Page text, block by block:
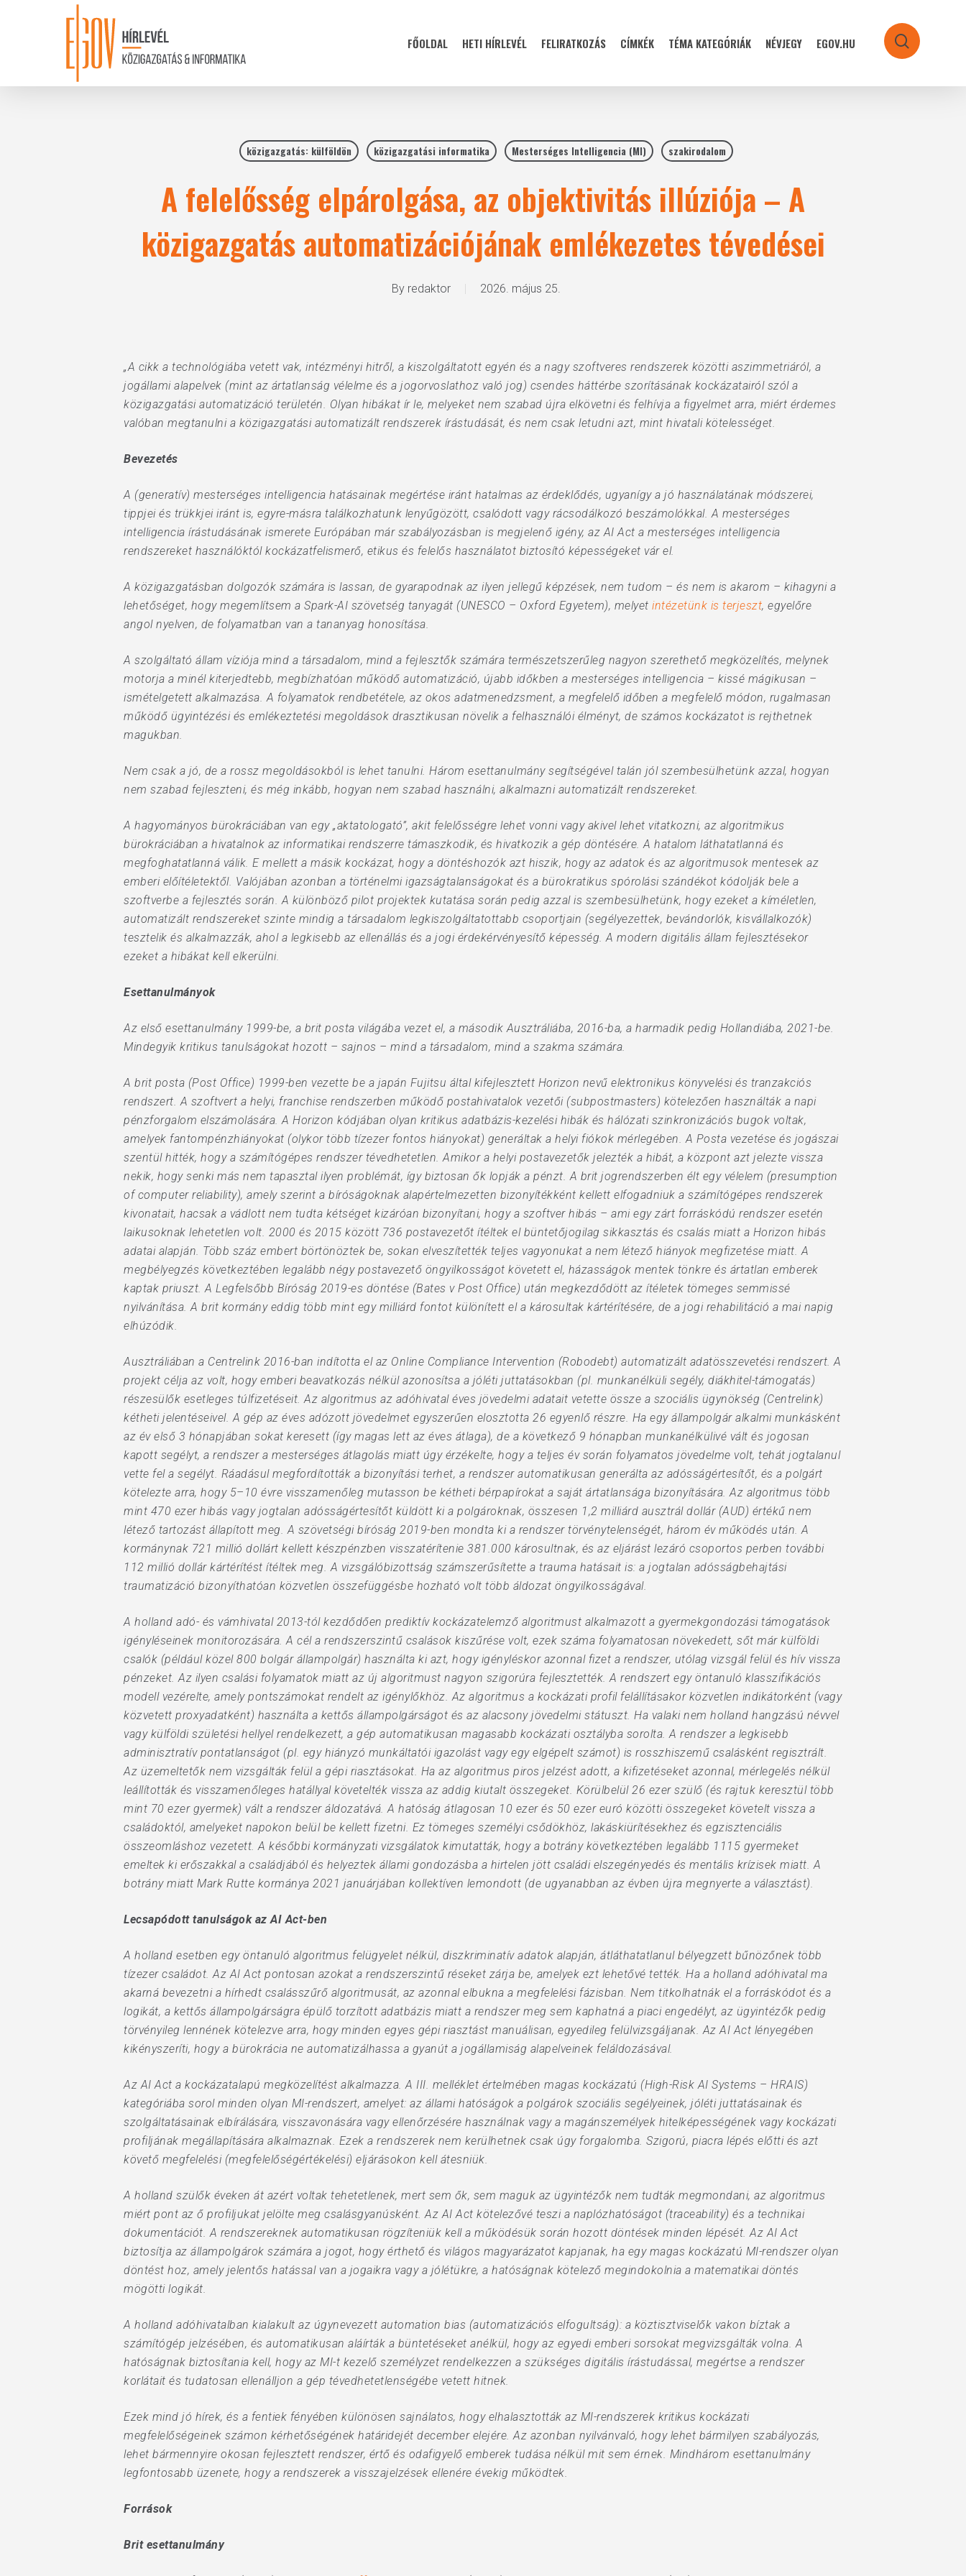
Hit enter to search or ESC to close
FŐOLDAL HETI HÍRLEVÉL FELIRATKOZÁS CÍMKÉK TÉMA KATEGÓRIÁK NÉVJEGY EGOV.HU search
közigazgatás: külföldön közigazgatási informatika Mesterséges Intelligencia (MI) szakirodalom
A felelősség elpárolgása, az objektivitás illúziója – A
közigazgatás automatizációjának emlékezetes tévedései
By redaktor 2026. május 25.
„A cikk a technológiába vetett vak, intézményi hitről, a kiszolgáltatott egyén és a nagy szoftveres rendszerek közötti aszimmetriáról, a
jogállami alapelvek (mint az ártatlanság vélelme és a jogorvoslathoz való jog) csendes háttérbe szorításának kockázatairól szól a
közigazgatási automatizáció területén. Olyan hibákat ír le, melyeket nem szabad újra elkövetni és felhívja a figyelmet arra, miért érdemes
valóban megtanulni a közigazgatási automatizált rendszerek írástudását, és nem csak letudni azt, mint hivatali kötelességet.
Bevezetés
A (generatív) mesterséges intelligencia hatásainak megértése iránt hatalmas az érdeklődés, ugyanígy a jó használatának módszerei,
tippjei és trükkjei iránt is, egyre-másra találkozhatunk lenyűgözött, csalódott vagy rácsodálkozó beszámolókkal. A mesterséges
intelligencia írástudásának ismerete Európában már szabályozásban is megjelenő igény, az AI Act a mesterséges intelligencia
rendszereket használóktól kockázatfelismerő, etikus és felelős használatot biztosító képességeket vár el.
A közigazgatásban dolgozók számára is lassan, de gyarapodnak az ilyen jellegű képzések, nem tudom – és nem is akarom – kihagyni a
lehetőséget, hogy megemlítsem a Spark-AI szövetség tanyagát (UNESCO – Oxford Egyetem), melyet intézetünk is terjeszt, egyelőre
angol nyelven, de folyamatban van a tananyag honosítása.
A szolgáltató állam víziója mind a társadalom, mind a fejlesztők számára természetszerűleg nagyon szerethető megközelítés, melynek
motorja a minél kiterjedtebb, megbízhatóan működő automatizáció, újabb időkben a mesterséges intelligencia – kissé mágikusan –
ismételgetett alkalmazása. A folyamatok rendbetétele, az okos adatmenedzsment, a megfelelő időben a megfelelő módon, rugalmasan
működő ügyintézési és emlékeztetési megoldások drasztikusan növelik a felhasználói élményt, de számos kockázatot is rejthetnek
magukban.
Nem csak a jó, de a rossz megoldásokból is lehet tanulni. Három esettanulmány segítségével talán jól szembesülhetünk azzal, hogyan
nem szabad fejleszteni, és még inkább, hogyan nem szabad használni, alkalmazni automatizált rendszereket.
A hagyományos bürokráciában van egy „aktatologató”, akit felelősségre lehet vonni vagy akivel lehet vitatkozni, az algoritmikus
bürokráciában a hivatalnok az informatikai rendszerre támaszkodik, és hivatkozik a gép döntésére. A hatalom láthatatlanná és
megfoghatatlanná válik. E mellett a másik kockázat, hogy a döntéshozók azt hiszik, hogy az adatok és az algoritmusok mentesek az
emberi előítéletektől. Valójában azonban a történelmi igazságtalanságokat és a bürokratikus spórolási szándékot kódolják bele a
szoftverbe a fejlesztés során. A különböző pilot projektek kutatása során pedig azzal is szembesülhetünk, hogy ezeket a kíméletlen,
automatizált rendszereket szinte mindig a társadalom legkiszolgáltatottabb csoportjain (segélyezettek, bevándorlók, kisvállalkozók)
tesztelik és alkalmazzák, ahol a legkisebb az ellenállás és a jogi érdekérvényesítő képesség. A modern digitális állam fejlesztésekor
ezeket a hibákat kell elkerülni.
Esettanulmányok
Az első esettanulmány 1999-be, a brit posta világába vezet el, a második Ausztráliába, 2016-ba, a harmadik pedig Hollandiába, 2021-be.
Mindegyik kritikus tanulságokat hozott – sajnos – mind a társadalom, mind a szakma számára.
A brit posta (Post Office) 1999-ben vezette be a japán Fujitsu által kifejlesztett Horizon nevű elektronikus könyvelési és tranzakciós
rendszert. A szoftvert a helyi, franchise rendszerben működő postahivatalok vezetői (subpostmasters) kötelezően használták a napi
pénzforgalom elszámolására. A Horizon kódjában olyan kritikus adatbázis-kezelési hibák és hálózati szinkronizációs bugok voltak,
amelyek fantompénzhiányokat (olykor több tízezer fontos hiányokat) generáltak a helyi fiókok mérlegében. A Posta vezetése és jogászai
szentül hitték, hogy a számítógépes rendszer tévedhetetlen. Amikor a helyi postavezetők jelezték a hibát, a központ azt jelezte vissza
nekik, hogy senki más nem tapasztal ilyen problémát, így biztosan ők lopják a pénzt. A brit jogrendszerben élt egy vélelem (presumption
of computer reliability), amely szerint a bíróságoknak alapértelmezetten bizonyítékként kellett elfogadniuk a számítógépes rendszerek
kivonatait, hacsak a vádlott nem tudta kétséget kizáróan bizonyítani, hogy a szoftver hibás – ami egy zárt forráskódú rendszer esetén
laikusoknak lehetetlen volt. 2000 és 2015 között 736 postavezetőt ítéltek el büntetőjogilag sikkasztás és csalás miatt a Horizon hibás
adatai alapján. Több száz embert börtönöztek be, sokan elveszítették teljes vagyonukat a nem létező hiányok megfizetése miatt. A
megbélyegzés következtében legalább négy postavezető öngyilkosságot követett el, házasságok mentek tönkre és ártatlan emberek
kaptak priuszt. A Legfelsőbb Bíróság 2019-es döntése (Bates v Post Office) után megkezdődött az ítéletek tömeges semmissé
nyilvánítása. A brit kormány eddig több mint egy milliárd fontot különített el a károsultak kártérítésére, de a jogi rehabilitáció a mai napig
elhúzódik.
Ausztráliában a Centrelink 2016-ban indította el az Online Compliance Intervention (Robodebt) automatizált adatösszevetési rendszert. A
projekt célja az volt, hogy emberi beavatkozás nélkül azonosítsa a jóléti juttatásokban (pl. munkanélküli segély, diákhitel-támogatás)
részesülők esetleges túlfizetéseit. Az algoritmus az adóhivatal éves jövedelmi adatait vetette össze a szociális ügynökség (Centrelink)
kétheti jelentéseivel. A gép az éves adózott jövedelmet egyszerűen elosztotta 26 egyenlő részre. Ha egy állampolgár alkalmi munkásként
az év első 3 hónapjában sokat keresett (így magas lett az éves átlaga), de a következő 9 hónapban munkanélkülivé vált és jogosan
kapott segélyt, a rendszer a mesterséges átlagolás miatt úgy érzékelte, hogy a teljes év során folyamatos jövedelme volt, tehát jogtalanul
vette fel a segélyt. Ráadásul megfordították a bizonyítási terhet, a rendszer automatikusan generálta az adósságértesítőt, és a polgárt
kötelezte arra, hogy 5–10 évre visszamenőleg mutasson be kétheti bérpapírokat a saját ártatlansága bizonyítására. Az algoritmus több
mint 470 ezer hibás vagy jogtalan adósságértesítőt küldött ki a polgároknak, összesen 1,2 milliárd ausztrál dollár (AUD) értékű nem
létező tartozást állapított meg. A szövetségi bíróság 2019-ben mondta ki a rendszer törvénytelenségét, három év működés után. A
kormánynak 721 millió dollárt kellett készpénzben visszatérítenie 381.000 károsultnak, és az eljárást lezáró csoportos perben további
112 millió dollár kártérítést ítéltek meg. A vizsgálóbizottság számszerűsítette a trauma hatásait is: a jogtalan adósságbehajtási
traumatizáció bizonyíthatóan közvetlen összefüggésbe hozható volt több áldozat öngyilkosságával.
A holland adó- és vámhivatal 2013-tól kezdődően prediktív kockázatelemző algoritmust alkalmazott a gyermekgondozási támogatások
igényléseinek monitorozására. A cél a rendszerszintű csalások kiszűrése volt, ezek száma folyamatosan növekedett, sőt már külföldi
csalók (például közel 800 bolgár állampolgár) használta ki azt, hogy igényléskor azonnal fizet a rendszer, utólag vizsgál felül és hív vissza
pénzeket. Az ilyen csalási folyamatok miatt az új algoritmust nagyon szigorúra fejlesztették. A rendszert egy öntanuló klasszifikációs
modell vezérelte, amely pontszámokat rendelt az igénylőkhöz. Az algoritmus a kockázati profil felállításakor közvetlen indikátorként (vagy
közvetett proxyadatként) használta a kettős állampolgárságot és az alacsony jövedelmi státuszt. Ha valaki nem holland hangzású névvel
vagy külföldi születési hellyel rendelkezett, a gép automatikusan magasabb kockázati osztályba sorolta. A rendszer a legkisebb
adminisztratív pontatlanságot (pl. egy hiányzó munkáltatói igazolást vagy egy elgépelt számot) is rosszhiszemű csalásként regisztrált.
Az üzemeltetők nem vizsgálták felül a gépi riasztásokat. Ha az algoritmus piros jelzést adott, a kifizetéseket azonnal, mérlegelés nélkül
leállították és visszamenőleges hatállyal követelték vissza az addig kiutalt összegeket. Körülbelül 26 ezer szülő (és rajtuk keresztül több
mint 70 ezer gyermek) vált a rendszer áldozatává. A hatóság átlagosan 10 ezer és 50 ezer euró közötti összegeket követelt vissza a
családoktól, amelyeket napokon belül be kellett fizetni. Ez tömeges személyi csődökhöz, lakáskiürítésekhez és egzisztenciális
összeomláshoz vezetett. A későbbi kormányzati vizsgálatok kimutatták, hogy a botrány következtében legalább 1115 gyermeket
emeltek ki erőszakkal a családjából és helyeztek állami gondozásba a hirtelen jött családi elszegényedés és mentális krízisek miatt. A
botrány miatt Mark Rutte kormánya 2021 januárjában kollektíven lemondott (de ugyanabban az évben újra megnyerte a választást).
Lecsapódott tanulságok az AI Act-ben
A holland esetben egy öntanuló algoritmus felügyelet nélkül, diszkriminatív adatok alapján, átláthatatlanul bélyegzett bűnözőnek több
tízezer családot. Az AI Act pontosan azokat a rendszerszintű réseket zárja be, amelyek ezt lehetővé tették. Ha a holland adóhivatal ma
akarná bevezetni a hírhedt csalásszűrő algoritmusát, az azonnal elbukna a megfelelési fázisban. Nem titkolhatnák el a forráskódot és a
logikát, a kettős állampolgárságra épülő torzított adatbázis miatt a rendszer meg sem kaphatná a piaci engedélyt, az ügyintézők pedig
törvényileg lennének kötelezve arra, hogy minden egyes gépi riasztást manuálisan, egyedileg felülvizsgáljanak. Az AI Act lényegében
kikényszeríti, hogy a bürokrácia ne automatizálhassa a gyanút a jogállamiság alapelveinek feláldozásával.
Az AI Act a kockázatalapú megközelítést alkalmazza. A III. melléklet értelmében magas kockázatú (High-Risk AI Systems – HRAIS)
kategóriába sorol minden olyan MI-rendszert, amelyet: az állami hatóságok a polgárok szociális segélyeinek, jóléti juttatásainak és
szolgáltatásainak elbírálására, visszavonására vagy ellenőrzésére használnak vagy a magánszemélyek hitelképességének vagy kockázati
profiljának megállapítására alkalmaznak. Ezek a rendszerek nem kerülhetnek csak úgy forgalomba. Szigorú, piacra lépés előtti és azt
követő megfelelési (megfelelőségértékelési) eljárásokon kell átesniük.
A holland szülők éveken át azért voltak tehetetlenek, mert sem ők, sem maguk az ügyintézők nem tudták megmondani, az algoritmus
miért pont az ő profiljukat jelölte meg csalásgyanúsként. Az AI Act kötelezővé teszi a naplózhatóságot (traceability) és a technikai
dokumentációt. A rendszereknek automatikusan rögzíteniük kell a működésük során hozott döntések minden lépését. Az AI Act
biztosítja az állampolgárok számára a jogot, hogy érthető és világos magyarázatot kapjanak, ha egy magas kockázatú MI-rendszer olyan
döntést hoz, amely jelentős hatással van a jogaikra vagy a jólétükre, a hatóságnak kötelező megindokolnia a matematikai döntés
mögötti logikát.
A holland adóhivatalban kialakult az úgynevezett automation bias (automatizációs elfogultság): a köztisztviselők vakon bíztak a
számítógép jelzésében, és automatikusan aláírták a büntetéseket anélkül, hogy az egyedi emberi sorsokat megvizsgálták volna. A
hatóságnak biztosítania kell, hogy az MI-t kezelő személyzet rendelkezzen a szükséges digitális írástudással, megértse a rendszer
korlátait és tudatosan ellenálljon a gép tévedhetetlenségébe vetett hitnek.
Ezek mind jó hírek, és a fentiek fényében különösen sajnálatos, hogy elhalasztották az MI-rendszerek kritikus kockázati
megfelelőségeinek számon kérhetőségének határidejét december elejére. Az azonban nyilvánvaló, hogy lehet bármilyen szabályozás,
lehet bármennyire okosan fejlesztett rendszer, értő és odafigyelő emberek tudása nélkül mit sem érnek. Mindhárom esettanulmány
legfontosabb üzenete, hogy a rendszerek a visszajelzések ellenére évekig működtek.
Források
Brit esettanulmány